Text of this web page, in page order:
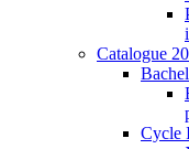
Catalogue
Cycle